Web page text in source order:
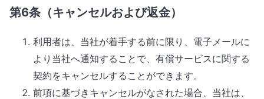
第6条（キャンセルおよび返金）
利用者は、当社が着手する前に限り、電子メールに
より当社へ通知することで、有償サービスに関する
契約をキャンセルすることができます。
前項に基づきキャンセルがなされた場合、当社は、